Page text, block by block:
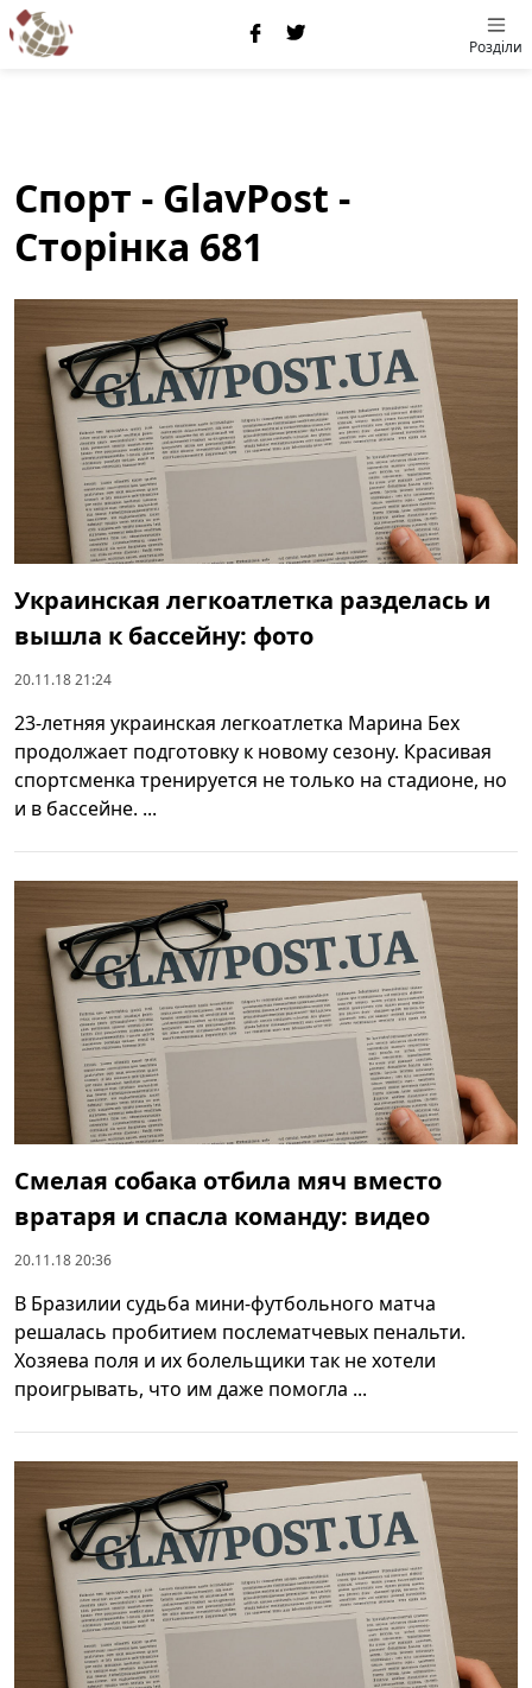
Розділи
Спорт - GlavPost -
Сторінка 681
Украинская легкоатлетка разделась и
вышла к бассейну: фото
20.11.18 21:24
23-летняя украинская легкоатлетка Марина Бех
продолжает подготовку к новому сезону. Красивая
спортсменка тренируется не только на стадионе, но
и в бассейне. ...
Смелая собака отбила мяч вместо
вратаря и спасла команду: видео
20.11.18 20:36
В Бразилии судьба мини-футбольного матча
решалась пробитием послематчевых пенальти.
Хозяева поля и их болельщики так не хотели
проигрывать, что им даже помогла ...